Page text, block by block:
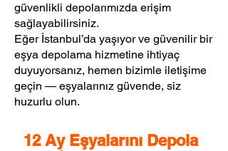
güvenlikli depolarımızda erişim
sağlayabilirsiniz.
Eğer İstanbul’da yaşıyor ve güvenilir bir
eşya depolama hizmetine ihtiyaç
duyuyorsanız, hemen bizimle iletişime
geçin — eşyalarınız güvende, siz
huzurlu olun.
12 Ay Eşyalarını Depola